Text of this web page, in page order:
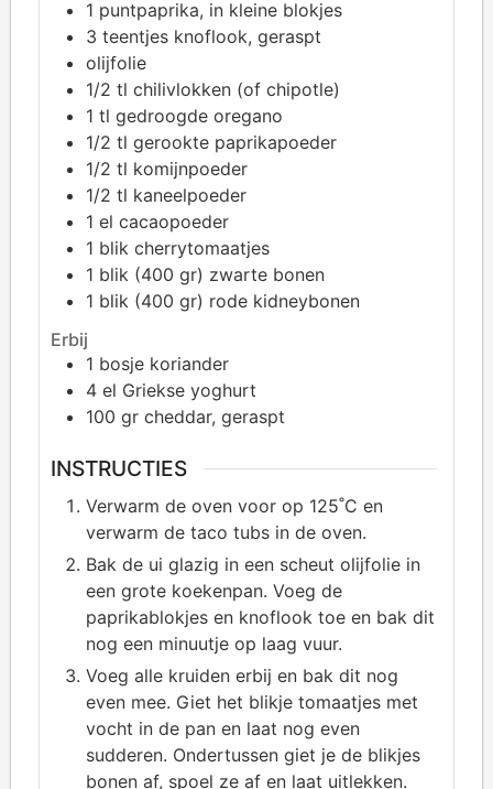
1 puntpaprika, in kleine blokjes
3 teentjes knoflook, geraspt
olijfolie
1/2 tl chilivlokken (of chipotle)
1 tl gedroogde oregano
1/2 tl gerookte paprikapoeder
1/2 tl komijnpoeder
1/2 tl kaneelpoeder
1 el cacaopoeder
1 blik cherrytomaatjes
1 blik (400 gr) zwarte bonen
1 blik (400 gr) rode kidneybonen
Erbij
1 bosje koriander
4 el Griekse yoghurt
100 gr cheddar, geraspt
INSTRUCTIES
Verwarm de oven voor op 125˚C en
verwarm de taco tubs in de oven.
Bak de ui glazig in een scheut olijfolie in
een grote koekenpan. Voeg de
paprikablokjes en knoflook toe en bak dit
nog een minuutje op laag vuur.
Voeg alle kruiden erbij en bak dit nog
even mee. Giet het blikje tomaatjes met
vocht in de pan en laat nog even
sudderen. Ondertussen giet je de blikjes
bonen af, spoel ze af en laat uitlekken.